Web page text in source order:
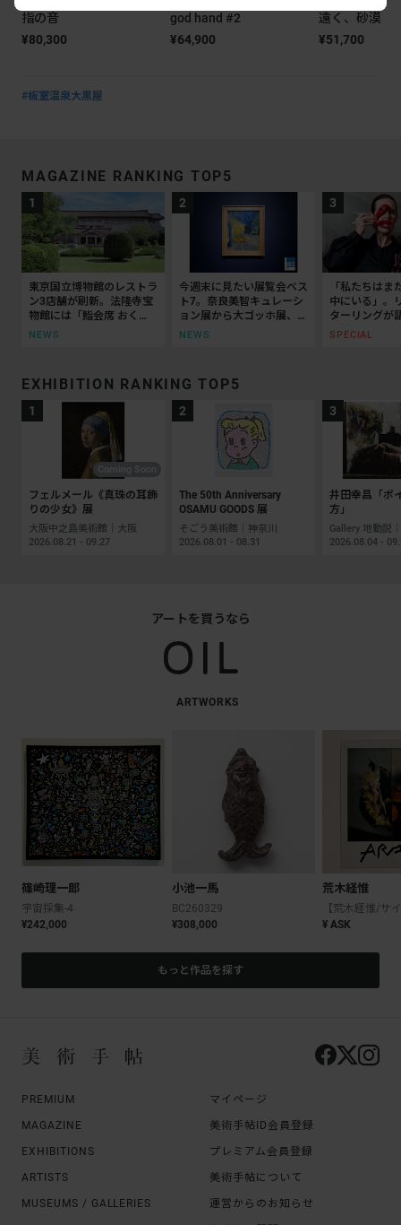
指の音
¥80,300
god hand #2
¥64,900
遠く、砂漠
¥51,700
#板室温泉大黒屋
MAGAZINE RANKING TOP5
東京国立博物館のレストラ
ン3店舗が刷新。法隆寺宝
物館には「鮨会席 おく
乃」がオープン
NEWS
今週末に見たい展覧会ベス
ト7。奈良美智キュレーシ
ョン展から大ゴッホ展、ボ
ッティチェリまで
NEWS
「私たちはま
中にいる」。
ターリングが
抵抗の50年
SPECIAL
EXHIBITION RANKING TOP5
フェルメール《真珠の耳飾
りの少女》展
大阪中之島美術館｜大阪
2026.08.21 - 09.27
The 50th Anniversary
OSAMU GOODS 展
そごう美術館｜神奈川
2026.08.01 - 08.31
井田幸昌「ポ
方」
2026.08.04 -
アートを買うなら
ARTWORKS
篠崎理一郎
宇宙採集-4
¥242,000
小池一馬
BC260329
¥308,000
荒木経惟
¥ ASK
もっと作品を探す
PREMIUM
MAGAZINE
EXHIBITIONS
ARTISTS
MUSEUMS / GALLERIES
マイページ
美術手帖ID会員登録
プレミアム会員登録
美術手帖について
運営からのお知らせ